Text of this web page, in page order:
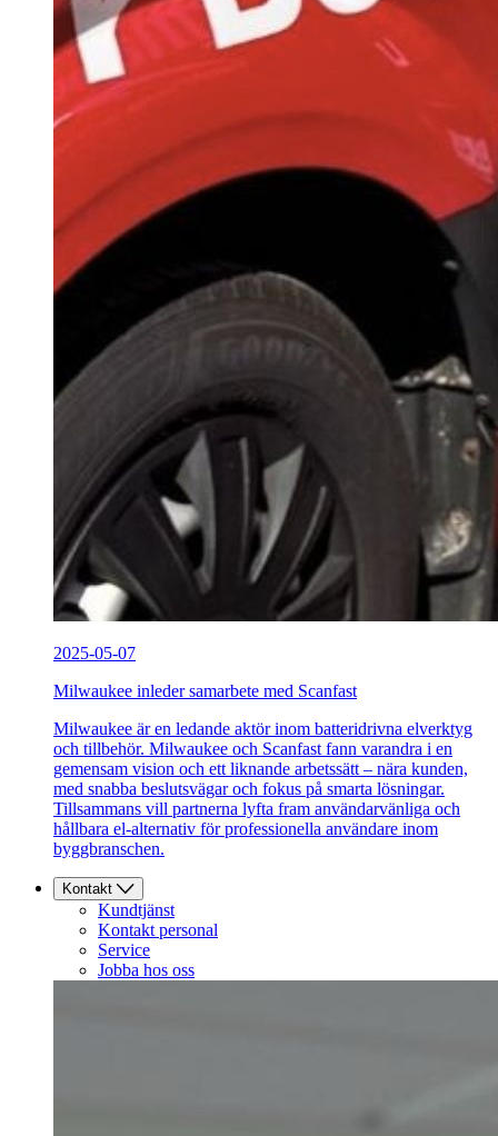
2025-05-07
Milwaukee inleder samarbete med Scanfast
Milwaukee är en ledande aktör inom batteridrivna elverktyg
och tillbehör. Milwaukee och Scanfast fann varandra i en
gemensam vision och ett liknande arbetssätt – nära kunden,
med snabba beslutsvägar och fokus på smarta lösningar.
Tillsammans vill partnerna lyfta fram användarvänliga och
hållbara el-alternativ för professionella användare inom
byggbranschen.
Kontakt
Kundtjänst
Kontakt personal
Service
Jobba hos oss